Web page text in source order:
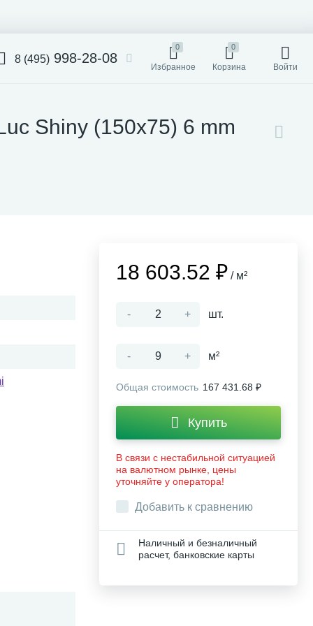
8 (495) 998-28-08
0
Избранное
0
Корзина Войти
Shiny (150x75) 6 mm
18 603.52 ₽ / м²
- + шт.
- + м²
Общая стоимость 167 431.68 ₽
Купить
В связи с нестабильной ситуацией
на валютном рынке, цены
уточняйте у оператора!
Добавить к сравнению
Наличный и безналичный
расчет, банковские карты